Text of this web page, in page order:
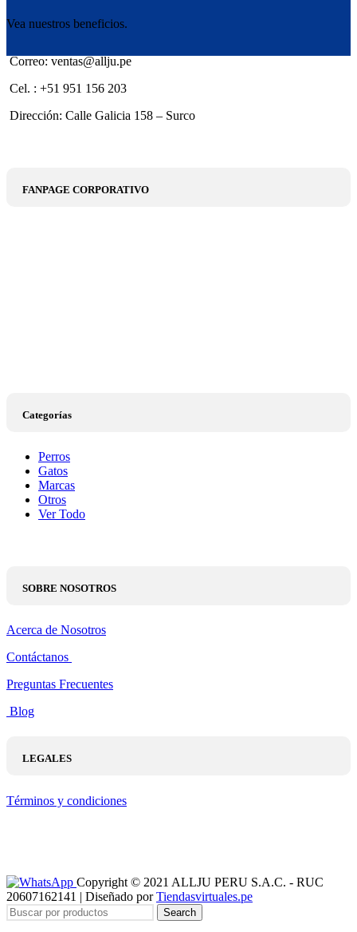
Vea nuestros beneficios.
Correo: ventas@allju.pe
Cel. : +51 951 156 203
Dirección: Calle Galicia 158 – Surco
FANPAGE CORPORATIVO
Categorías
Perros
Gatos
Marcas
Otros
Ver Todo
SOBRE NOSOTROS
Acerca de Nosotros
Contáctanos
Preguntas Frecuentes
Blog
LEGALES
Términos y condiciones
Copyright © 2021 ALLJU PERU S.A.C. - RUC
20607162141 | Diseñado porTiendasvirtuales.pe
Search